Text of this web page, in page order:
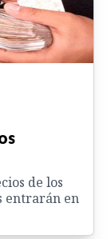
de los
entrarán en